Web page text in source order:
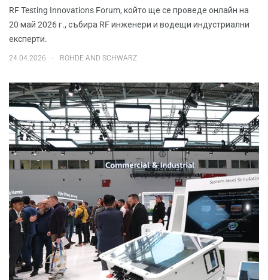
RF Testing Innovations Forum, който ще се проведе онлайн на
20 май 2026 г., събира RF инженери и водещи индустриални
експерти.
24.04.2026 . ROHDE AND SCHWARZ